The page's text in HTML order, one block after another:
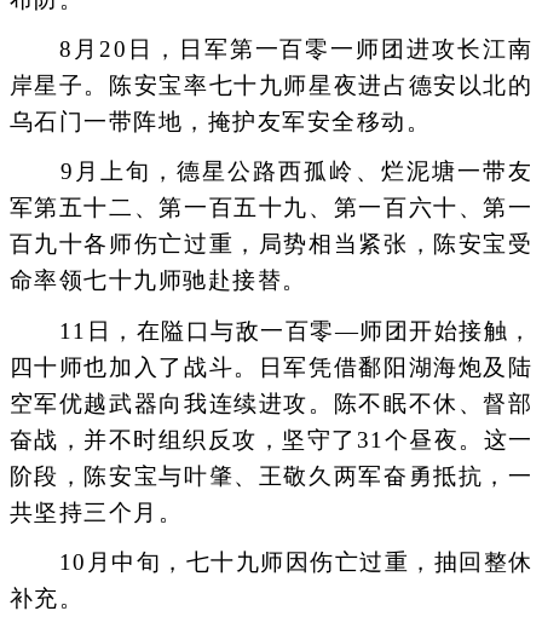
8月20日，日军第一百零一师团进攻长江南
岸星子。陈安宝率七十九师星夜进占德安以北的
乌石门一带阵地，掩护友军安全移动。
9月上旬，德星公路西孤岭、烂泥塘一带友
军第五十二、第一百五十九、第一百六十、第一
百九十各师伤亡过重，局势相当紧张，陈安宝受
命率领七十九师驰赴接替。
11日，在隘口与敌一百零—师团开始接触，
四十师也加入了战斗。日军凭借鄱阳湖海炮及陆
空军优越武器向我连续进攻。陈不眠不休、督部
奋战，并不时组织反攻，坚守了31个昼夜。这一
阶段，陈安宝与叶肇、王敬久两军奋勇抵抗，一
共坚持三个月。
10月中旬，七十九师因伤亡过重，抽回整休
补充。